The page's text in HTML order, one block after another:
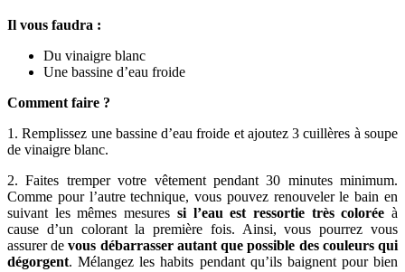
Il vous faudra :
Du vinaigre blanc
Une bassine d’eau froide
Comment faire ?
1. Remplissez une bassine d’eau froide et ajoutez 3 cuillères à soupe
de vinaigre blanc.
2. Faites tremper votre vêtement pendant 30 minutes minimum.
Comme pour l’autre technique, vous pouvez renouveler le bain en
suivant les mêmes mesures si l’eau est ressortie très colorée à
cause d’un colorant la première fois. Ainsi, vous pourrez vous
assurer devous débarrasser autant que possible des couleurs qui
dégorgent. Mélangez les habits pendant qu’ils baignent pour bien